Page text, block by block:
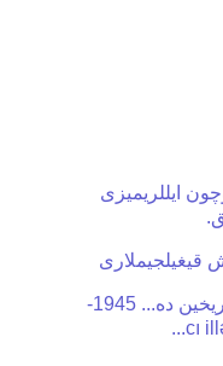
ایللریمیزی
قیغیلجیملاری
- 1945 – جی ایللر آذربایجان تاریخین ده... 1945-